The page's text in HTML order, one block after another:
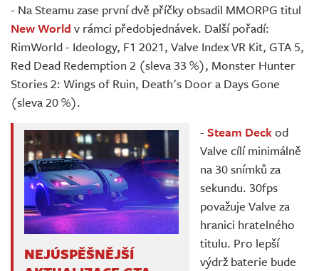
- Na Steamu zase první dvě příčky obsadil MMORPG titul
New World v rámci předobjednávek. Další pořadí:
RimWorld - Ideology, F1 2021, Valve Index VR Kit, GTA 5,
Red Dead Redemption 2 (sleva 33 %), Monster Hunter
Stories 2: Wings of Ruin, Death's Door a Days Gone
(sleva 20 %).
NEJÚSPĚŠNĚJŠÍ
- Steam Deckod
Valve cílí minimálně
na 30 snímků za
sekundu. 30fps
považuje Valve za
hranici hratelného
titulu. Pro lepší
výdrž baterie bude